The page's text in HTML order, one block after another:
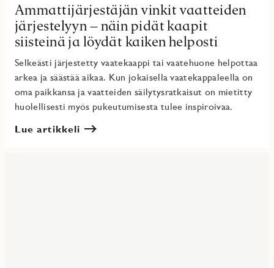
Ammattijärjestäjän vinkit vaatteiden
järjestelyyn – näin pidät kaapit
siisteinä ja löydät kaiken helposti
Selkeästi järjestetty vaatekaappi tai vaatehuone helpottaa
arkea ja säästää aikaa. Kun jokaisella vaatekappaleella on
oma paikkansa ja vaatteiden säilytysratkaisut on mietitty
huolellisesti myös pukeutumisesta tulee inspiroivaa.
Lue artikkeli